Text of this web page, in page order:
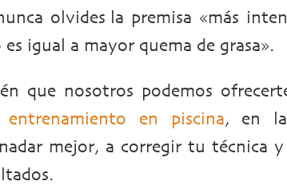
olvides la premisa «más
es igual a mayor quema de grasa».
que nosotros podemos
entrenamiento en piscina, en
mejor, a corregir tu técnica